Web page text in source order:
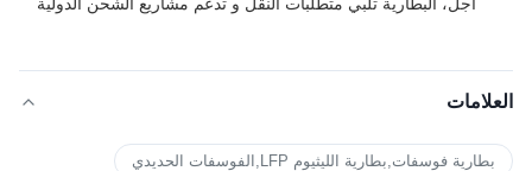
العلامات
بطارية فوسفات,بطارية الليثيوم LFP,الفوسفات الحديدي